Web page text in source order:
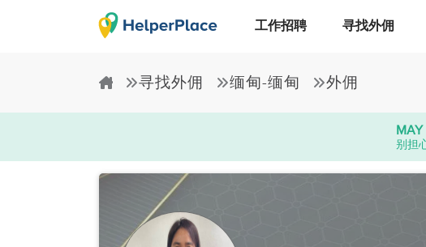
工作招聘 寻找外佣
寻找外佣 缅甸-缅甸 外佣
MAY
别担